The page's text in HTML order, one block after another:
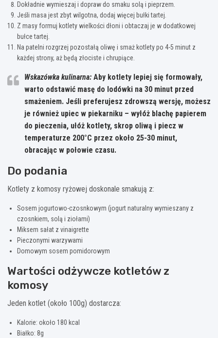
Dokładnie wymieszaj i dopraw do smaku solą i pieprzem.
Jeśli masa jest zbyt wilgotna, dodaj więcej bułki tartej.
Z masy formuj kotlety wielkości dłoni i obtaczaj je w dodatkowej
bułce tartej.
Na patelni rozgrzej pozostałą oliwę i smaż kotlety po 4-5 minut z
każdej strony, aż będą złociste i chrupiące.
Wskazówka kulinarna: Aby kotlety lepiej się formowały,
warto odstawić masę do lodówki na 30 minut przed
smażeniem. Jeśli preferujesz zdrowszą wersję, możesz
je również upiec w piekarniku – wyłóż blachę papierem
do pieczenia, ułóż kotlety, skrop oliwą i piecz w
temperaturze 200°C przez około 25-30 minut,
obracając w połowie czasu.
Do podania
Kotlety z komosy ryżowej doskonale smakują z:
Sosem jogurtowo-czosnkowym (jogurt naturalny wymieszany z
czosnkiem, solą i ziołami)
Miksem sałat z vinaigrette
Pieczonymi warzywami
Domowym sosem pomidorowym
Wartości odżywcze kotletów z
komosy
Jeden kotlet (około 100g) dostarcza:
Kalorie: około 180 kcal
Białko: 8g